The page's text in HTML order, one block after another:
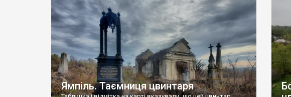
делікатес. На цвинтарі у Голубечому ціла колекція
різноманітних форм хрестів. Село відносно невелике, […]
Ямпіль. Таємниця цвинтаря